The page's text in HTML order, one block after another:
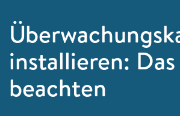
installieren:
beachten